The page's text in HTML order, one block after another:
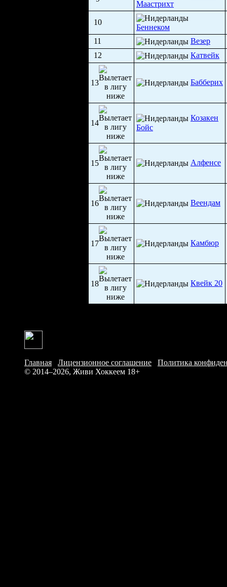
Маастрихт
10
Беннеком
11
Везер
12
Катвейк
13 Бабберих
14
Козакен
Бойс
15 Алфенсе
16 Веендам
17 Камбюр
18 Квейк 20
Главная Лицензионное соглашение
Политика
© 2014–2026, Живи Хоккеем 18+